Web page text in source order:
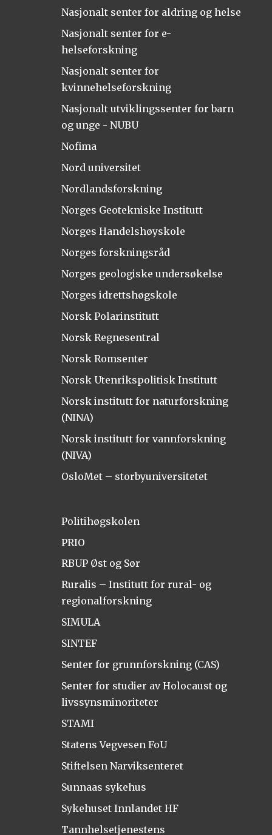
Nasjonalt senter for aldring og helse
Nasjonalt senter for e-
helseforskning
Nasjonalt senter for
kvinnehelseforskning
Nasjonalt utviklingssenter for barn
og unge - NUBU
Nofima
Nord universitet
Nordlandsforskning
Norges Geotekniske Institutt
Norges Handelshøyskole
Norges forskningsråd
Norges geologiske undersøkelse
Norges idrettshøgskole
Norsk Polarinstitutt
Norsk Regnesentral
Norsk Romsenter
Norsk Utenrikspolitisk Institutt
Norsk institutt for naturforskning
(NINA)
Norsk institutt for vannforskning
(NIVA)
OsloMet – storbyuniversitetet
Politihøgskolen
PRIO
RBUP Øst og Sør
Ruralis – Institutt for rural- og
regionalforskning
SIMULA
SINTEF
Senter for grunnforskning (CAS)
Senter for studier av Holocaust og
livssynsminoriteter
STAMI
Statens Vegvesen FoU
Stiftelsen Narviksenteret
Sunnaas sykehus
Sykehuset Innlandet HF
Tannhelsetjenestens